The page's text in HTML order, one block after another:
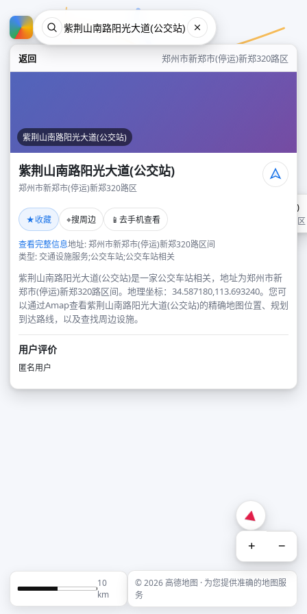
返回 郑州市新郑市(停运)新郑320路区
紫荆山南路阳光大道(公交站)
紫荆山南路阳光大道(公交站)
郑州市新郑市(停运)新郑320路区
★收藏 ⌖搜周边 📱 去手机查看
查看完整信息地址: 郑州市新郑市(停运)新郑320路区间
类型: 交通设施服务;公交车站;公交车站相关
紫荆山南路阳光大道(公交站)是一家公交车站相关，地址为郑州市新
郑市(停运)新郑320路区间。地理坐标：34.587180,113.693240。您可
以通过Amap查看紫荆山南路阳光大道(公交站)的精确地图位置、规划
到达路线，以及查找周边设施。
用户评价
匿名用户
紫荆山南路阳光大道(公交站)
郑州市新郑市(停运)新郑320路区
+ −
10
km
© 2026 高德地图 · 为您提供准确的地图服
务